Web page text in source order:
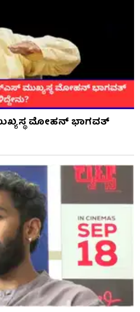
ಮುಖ್ಯಸ್ಥ ಮೋಹನ್ ಭಾಗವತ್